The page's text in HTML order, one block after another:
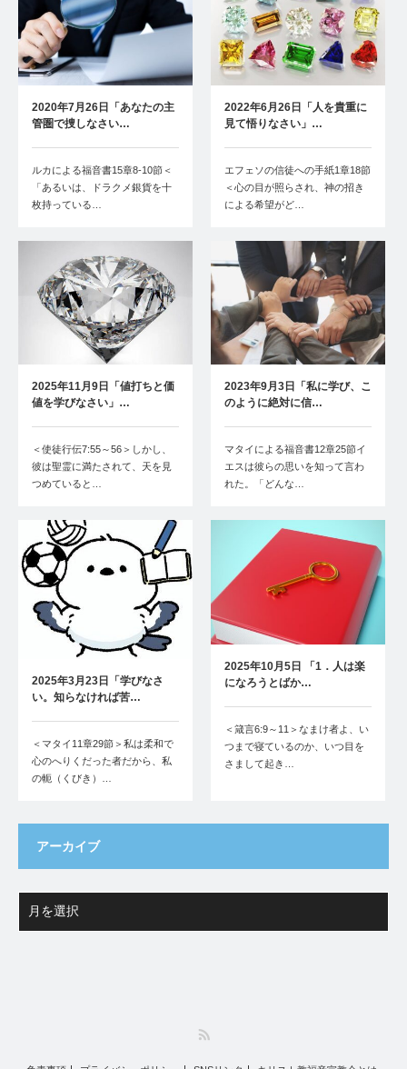
2020年7月26日「あなたの主
管圏で捜しなさい…
ルカによる福音書15章8-10節＜
「あるいは、ドラクメ銀貨を十
枚持っている…
2022年6月26日「人を貴重に
見て悟りなさい」…
エフェソの信徒への手紙1章18節
＜心の目が照らされ、神の招き
による希望がど…
2025年11月9日「値打ちと価
値を学びなさい」…
＜使徒行伝7:55～56＞しかし、
彼は聖霊に満たされて、天を見
つめていると…
2023年9月3日「私に学び、こ
のように絶対に信…
マタイによる福音書12章25節イ
エスは彼らの思いを知って言わ
れた。「どんな…
2025年3月23日「学びなさ
い。知らなければ苦…
＜マタイ11章29節＞私は柔和で
心のへりくだった者だから、私
の軛（くびき）…
2025年10月5日 「1．人は楽
になろうとばか…
＜箴言6:9～11＞なまけ者よ、い
つまで寝ているのか、いつ目を
さまして起き…
アーカイブ